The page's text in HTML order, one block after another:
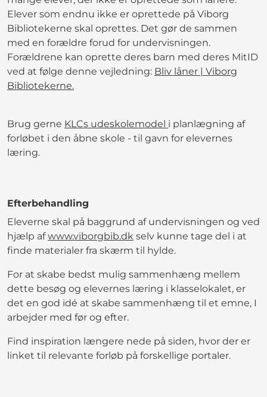
Elever som endnu ikke er oprettede på Viborg
Bibliotekerne skal oprettes. Det gør de sammen
med en forældre forud for undervisningen.
Forældrene kan oprette deres barn med deres MitID
ved at følge denne vejledning: Bliv låner | Viborg
Bibliotekerne.
Brug gerne KLCs udeskolemodel i planlægning af
forløbet i den åbne skole - til gavn for elevernes
læring.
Efterbehandling
Eleverne skal på baggrund af undervisningen og ved
hjælp afwww.viborgbib.dk selv kunne tage del i at
finde materialer fra skærm til hylde.
For at skabe bedst mulig sammenhæng mellem
dette besøg og elevernes læring i klasselokalet, er
det en god idé at skabe sammenhæng til et emne, I
arbejder med før og efter.
Find inspiration længere nede på siden, hvor der er
linket til relevante forløb på forskellige portaler.